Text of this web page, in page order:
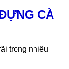
CÀ
trong nhiều